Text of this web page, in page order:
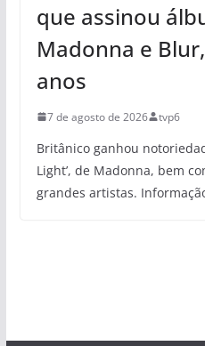
que assinou
Madonna e
anos
7 de agosto de 2026 tvp6
Britânico ganhou
Light’, de Madonna, bem
grandes artistas.